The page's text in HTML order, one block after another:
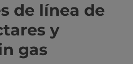
de línea de
y
gas